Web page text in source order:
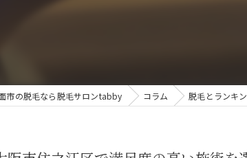
市の脱毛なら脱毛サロンtabby コラム 脱毛とランキ